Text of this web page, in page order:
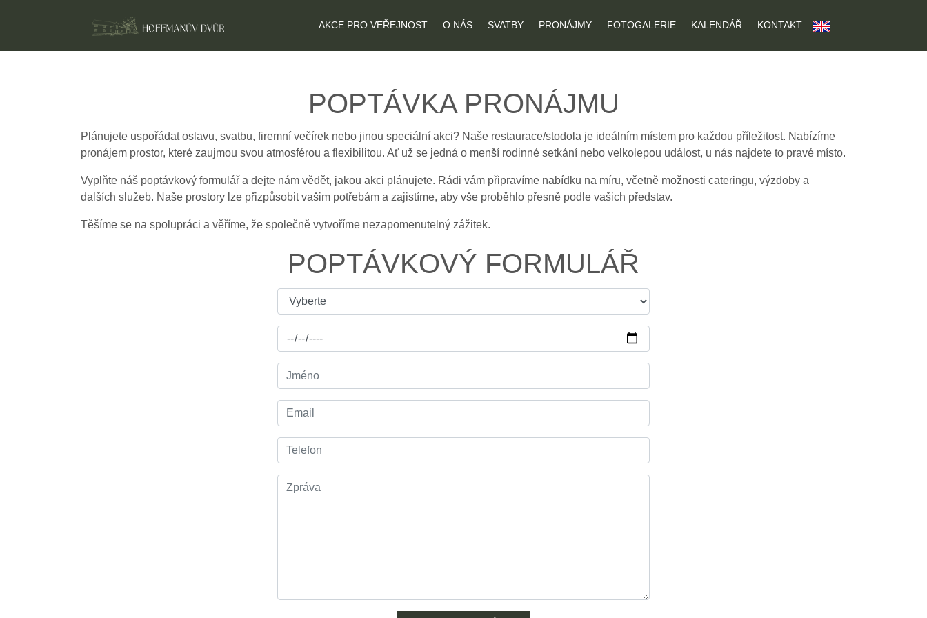
AKCE PRO VEŘEJNOST O NÁS SVATBY PRONÁJMY FOTOGALERIE KALENDÁŘ KONTAKT
POPTÁVKA PRONÁJMU
Plánujete uspořádat oslavu, svatbu, firemní večírek nebo jinou speciální akci? Naše restaurace/stodola je ideálním místem pro každou příležitost. Nabízíme
pronájem prostor, které zaujmou svou atmosférou a flexibilitou. Ať už se jedná o menší rodinné setkání nebo velkolepou událost, u nás najdete to pravé místo.
Vyplňte náš poptávkový formulář a dejte nám vědět, jakou akci plánujete. Rádi vám připravíme nabídku na míru, včetně možnosti cateringu, výzdoby a
dalších služeb. Naše prostory lze přizpůsobit vašim potřebám a zajistíme, aby vše proběhlo přesně podle vašich představ.
Těšíme se na spolupráci a věříme, že společně vytvoříme nezapomenutelný zážitek.
POPTÁVKOVÝ FORMULÁŘ